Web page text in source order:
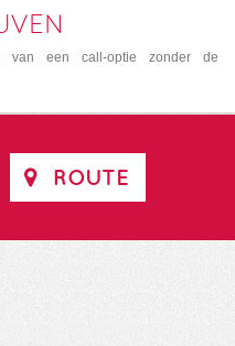
van een call-optie zonder de
ROUTE